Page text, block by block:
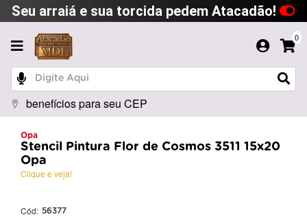
Seu arraiá e sua torcida pedem Atacadão!
0
benefícios para seu CEP
Opa
Stencil Pintura Flor de Cosmos 3511 15x20
Opa
Clique e veja!
Cód: 56377